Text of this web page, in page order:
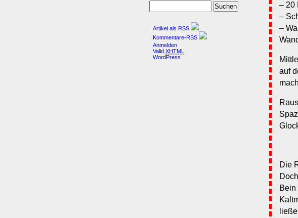
– 20
–
–
auf
Die
Bein
Artikel als RSS
Kommentare-RSS
Anmelden
Valid XHTML
WordPress